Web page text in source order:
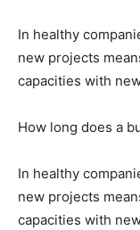
In healthy
new projects
capacities with
How long does a
In healthy
new projects
capacities with